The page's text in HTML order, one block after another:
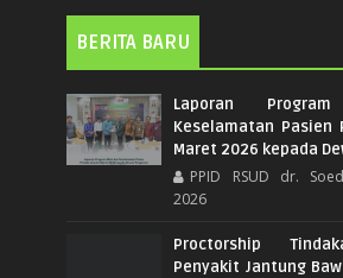
BERITA BARU
Laporan
Keselamatan Pasien
Maret 2026 kepada
PPID RSUD dr.
2026
Proctorship
Penyakit Jantung